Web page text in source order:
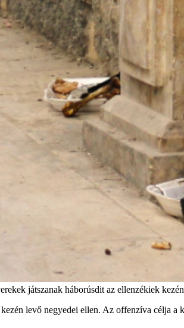
játszanak háborúsdit az ellenzékiek
levő negyedei ellen. Az offenzíva célja a